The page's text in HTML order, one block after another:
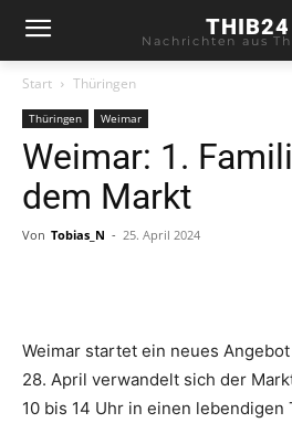
THIB24
Nachrichten aus
Start Thüringen
Thüringen Weimar
Weimar: 1.
dem Markt
Von Tobias_N - 25. April 2024
Weimar startet ein neues
28. April verwandelt sich der
10 bis 14 Uhr in einen